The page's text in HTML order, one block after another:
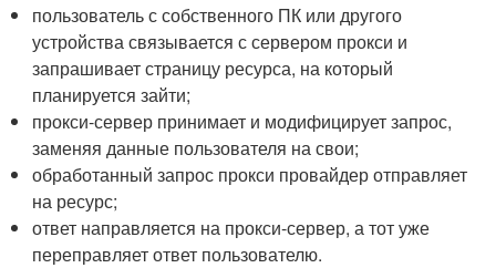
пользователь с собственного ПК или другого
устройства связывается с сервером прокси и
запрашивает страницу ресурса, на который
планируется зайти;
прокси-сервер принимает и модифицирует запрос,
заменяя данные пользователя на свои;
обработанный запрос прокси провайдер отправляет
на ресурс;
ответ направляется на прокси-сервер, а тот уже
переправляет ответ пользователю.